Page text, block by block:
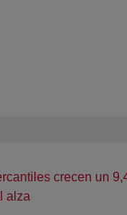
crecen un
alza